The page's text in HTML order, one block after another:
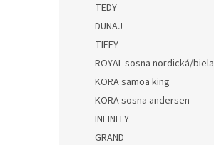
TEDY
DUNAJ
TIFFY
ROYAL sosna nordická/biela
KORA samoa king
KORA sosna andersen
INFINITY
GRAND